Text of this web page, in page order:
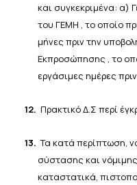
και συγκεκριμένα: α)
του ΓΕΜΗ , το οποίο
μήνες πριν την
Εκπροσώπησης , το
εργάσιμες ημέρες
12. ΠρακτικόΔ.Σ περί
13. Τα κατά περίπτωση,
σύστασης και
καταστατικά,